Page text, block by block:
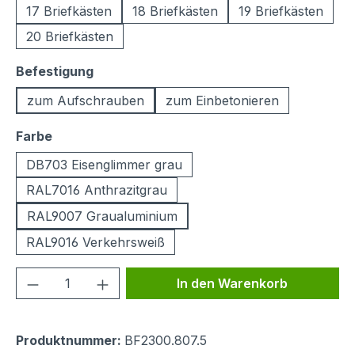
17 Briefkästen
18 Briefkästen
19 Briefkästen
20 Briefkästen
Befestigungauswählen
zum Aufschrauben
zum Einbetonieren
Farbeauswählen
DB703 Eisenglimmer grau
RAL7016 Anthrazitgrau
RAL9007 Graualuminium
RAL9016 Verkehrsweiß
Produkt Anzahl: Gib denIn den Warenkorb
Produktnummer: BF2300.807.5